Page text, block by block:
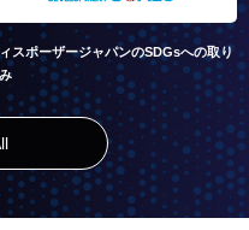
スポーザージャパンのSDGsへの取り